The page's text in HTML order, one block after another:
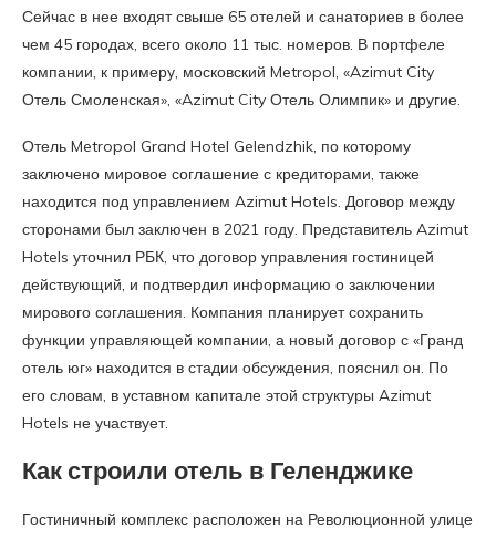
Сейчас в нее входят свыше 65 отелей и санаториев в более
чем 45 городах, всего около 11 тыс. номеров. В портфеле
компании, к примеру, московский Metropol, «Azimut City
Отель Смоленская», «Azimut City Отель Олимпик» и другие.
Отель Metropol Grand Hotel Gelendzhik, по которому
заключено мировое соглашение с кредиторами, также
находится под управлением Azimut Hotels. Договор между
сторонами был заключен в 2021 году. Представитель Azimut
Hotels уточнил РБК, что договор управления гостиницей
действующий, и подтвердил информацию о заключении
мирового соглашения. Компания планирует сохранить
функции управляющей компании, а новый договор с «Гранд
отель юг» находится в стадии обсуждения, пояснил он. По
его словам, в уставном капитале этой структуры Azimut
Hotels не участвует.
Как строили отель в Геленджике
Гостиничный комплекс расположен на Революционной улице